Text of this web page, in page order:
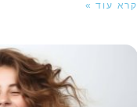
קרא עוד »